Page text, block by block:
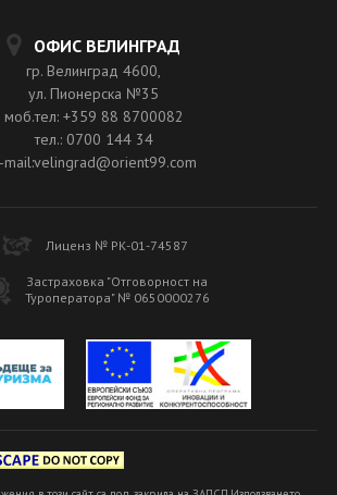
ОФИС ВЕЛИНГРАД
гр. Велинград 4600,
ул. Пионерска №35
моб.тел: +359 88 8700082
тел.: 0700 144 34
mail:velingrad@orient99.com
Лиценз № РК-01-74587
Застраховка "Отговорност на
Туроператора" № 0650000276